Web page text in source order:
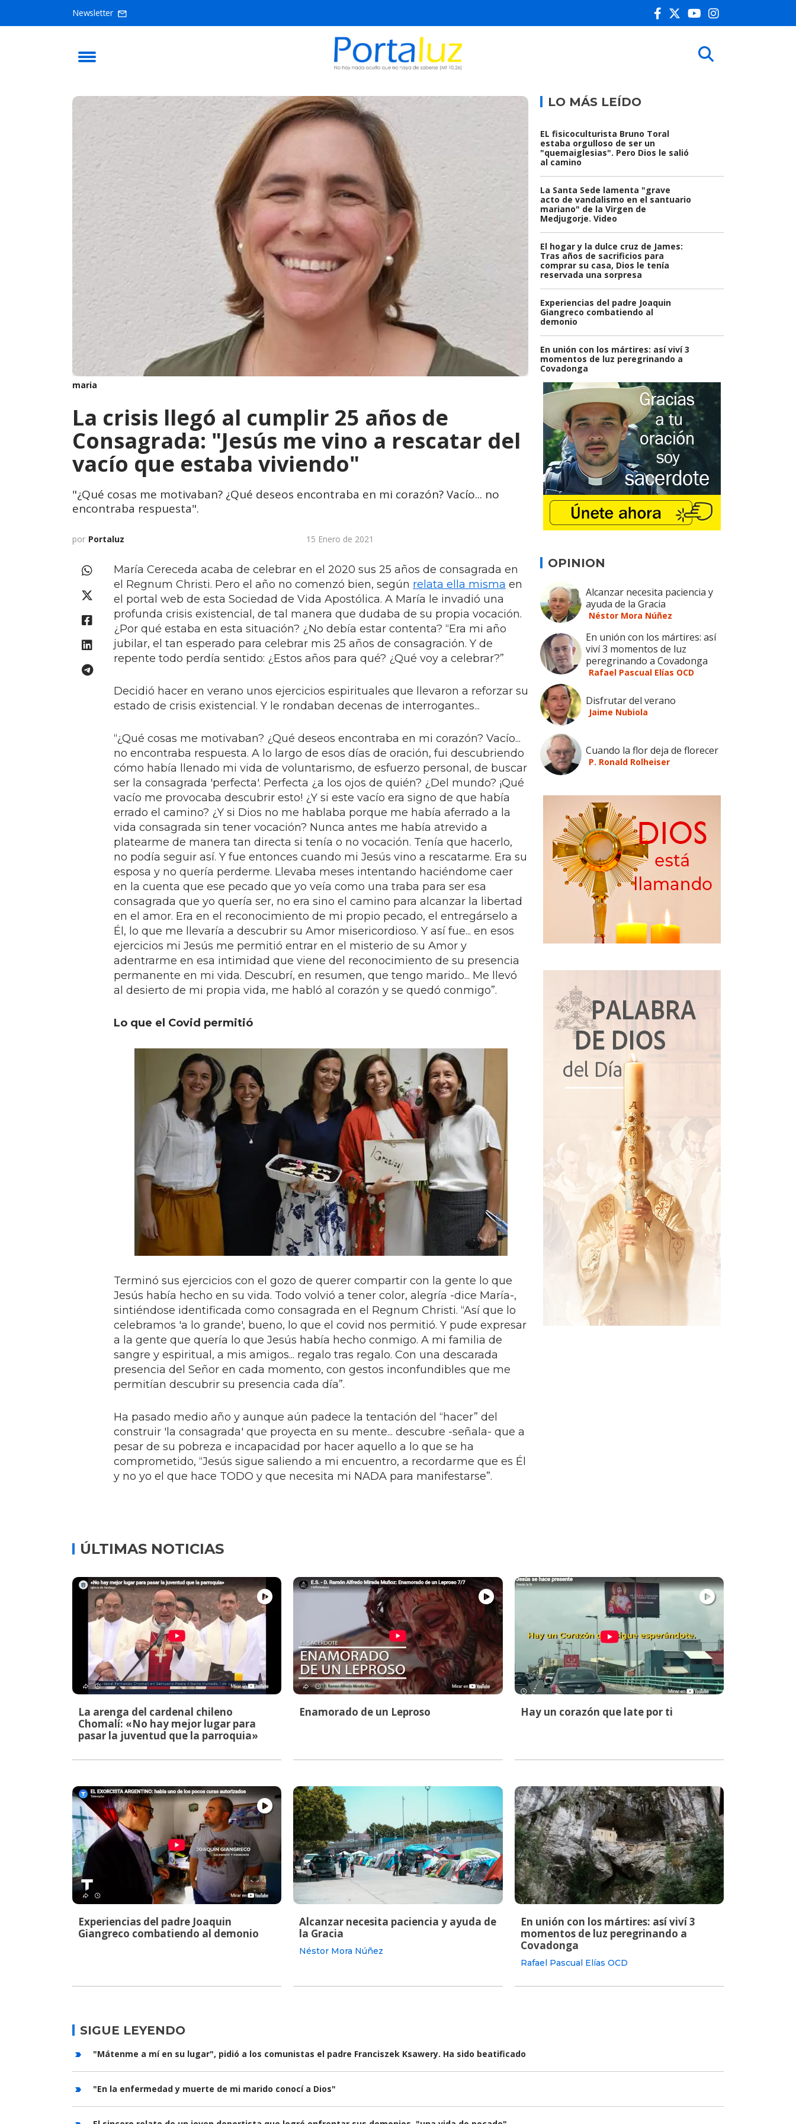
Newsletter
maria
La crisis llegó al cumplir 25 años de
Consagrada: "Jesús me vino a rescatar del
vacío que estaba viviendo"
"¿Qué cosas me motivaban? ¿Qué deseos encontraba en mi corazón? Vacío... no
encontraba respuesta".
por Portaluz 15 Enero de 2021
María Cereceda acaba de celebrar en el 2020 sus 25 años de consagrada en
el Regnum Christi. Pero el año no comenzó bien, según relata ella misma en
el portal web de esta Sociedad de Vida Apostólica. A María le invadió una
profunda crisis existencial, de tal manera que dudaba de su propia vocación.
¿Por qué estaba en esta situación? ¿No debía estar contenta? “Era mi año
jubilar, el tan esperado para celebrar mis 25 años de consagración. Y de
repente todo perdía sentido: ¿Estos años para qué? ¿Qué voy a celebrar?”
Decidió hacer en verano unos ejercicios espirituales que llevaron a reforzar su
estado de crisis existencial. Y le rondaban decenas de interrogantes...
“¿Qué cosas me motivaban? ¿Qué deseos encontraba en mi corazón? Vacío...
no encontraba respuesta. A lo largo de esos días de oración, fui descubriendo
cómo había llenado mi vida de voluntarismo, de esfuerzo personal, de buscar
ser la consagrada 'perfecta'. Perfecta ¿a los ojos de quién? ¿Del mundo? ¡Qué
vacío me provocaba descubrir esto! ¿Y si este vacío era signo de que había
errado el camino? ¿Y si Dios no me hablaba porque me había aferrado a la
vida consagrada sin tener vocación? Nunca antes me había atrevido a
platearme de manera tan directa si tenía o no vocación. Tenía que hacerlo,
no podía seguir así. Y fue entonces cuando mi Jesús vino a rescatarme. Era su
esposa y no quería perderme. Llevaba meses intentando haciéndome caer
en la cuenta que ese pecado que yo veía como una traba para ser esa
consagrada que yo quería ser, no era sino el camino para alcanzar la libertad
en el amor. Era en el reconocimiento de mi propio pecado, el entregárselo a
Él, lo que me llevaría a descubrir su Amor misericordioso. Y así fue... en esos
ejercicios mi Jesús me permitió entrar en el misterio de su Amor y
adentrarme en esa intimidad que viene del reconocimiento de su presencia
permanente en mi vida. Descubrí, en resumen, que tengo marido... Me llevó
al desierto de mi propia vida, me habló al corazón y se quedó conmigo”.
Lo que el Covid permitió
Terminó sus ejercicios con el gozo de querer compartir con la gente lo que
Jesús había hecho en su vida. Todo volvió a tener color, alegría -dice María-,
sintiéndose identificada como consagrada en el Regnum Christi. “Así que lo
celebramos 'a lo grande', bueno, lo que el covid nos permitió. Y pude expresar
a la gente que quería lo que Jesús había hecho conmigo. A mi familia de
sangre y espiritual, a mis amigos... regalo tras regalo. Con una descarada
presencia del Señor en cada momento, con gestos inconfundibles que me
permitían descubrir su presencia cada día”.
Ha pasado medio año y aunque aún padece la tentación del “hacer” del
construir 'la consagrada' que proyecta en su mente... descubre -señala- que a
pesar de su pobreza e incapacidad por hacer aquello a lo que se ha
comprometido, “Jesús sigue saliendo a mi encuentro, a recordarme que es Él
y no yo el que hace TODO y que necesita mi NADA para manifestarse”.
LO MÁS LEÍDO
EL fisicoculturista Bruno Toral
estaba orgulloso de ser un
"quemaiglesias". Pero Dios le salió
al camino
La Santa Sede lamenta "grave
acto de vandalismo en el santuario
mariano" de la Virgen de
Medjugorje. Video
El hogar y la dulce cruz de James:
Tras años de sacrificios para
comprar su casa, Dios le tenía
reservada una sorpresa
Experiencias del padre Joaquin
Giangreco combatiendo al
demonio
En unión con los mártires: así viví 3
momentos de luz peregrinando a
Covadonga
OPINION
Alcanzar necesita paciencia y
ayuda de la Gracia
Néstor Mora Núñez
En unión con los mártires: así
viví 3 momentos de luz
peregrinando a Covadonga
Rafael Pascual Elías OCD
Disfrutar del verano
Jaime Nubiola
Cuando la flor deja de florecer
P. Ronald Rolheiser
ÚLTIMAS NOTICIAS
La arenga del cardenal chileno
Chomalí: «No hay mejor lugar para
pasar la juventud que la parroquia»
Enamorado de un Leproso Hay un corazón que late por ti
Experiencias del padre Joaquin
Giangreco combatiendo al demonio
Alcanzar necesita paciencia y ayuda de
la Gracia
Néstor Mora Núñez
En unión con los mártires: así viví 3
momentos de luz peregrinando a
Covadonga
Rafael Pascual Elías OCD
SIGUE LEYENDO
"Mátenme a mí en su lugar", pidió a los comunistas el padre Franciszek Ksawery. Ha sido beatificado
"En la enfermedad y muerte de mi marido conocí a Dios"